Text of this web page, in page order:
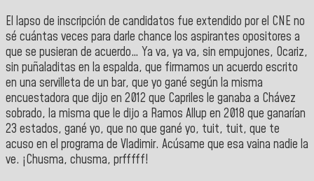
El lapso de inscripción de candidatos fue extendido por el CNE no
sé cuántas veces para darle chance los aspirantes opositores a
que se pusieran de acuerdo… Ya va, ya va, sin empujones, Ocariz,
sin puñaladitas en la espalda, que firmamos un acuerdo escrito
en una servilleta de un bar, que yo gané según la misma
encuestadora que dijo en 2012 que Capriles le ganaba a Chávez
sobrado, la misma que le dijo a Ramos Allup en 2018 que ganarían
23 estados, gané yo, que no que gané yo, tuit, tuit, que te
acuso en el programa de Vladimir. Acúsame que esa vaina nadie la
ve. ¡Chusma, chusma, prfffff!